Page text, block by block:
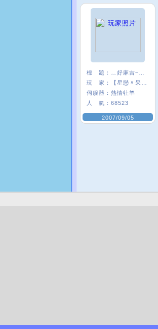
標 題：
玩 家：
伺服器： 熱情牡羊
人 氣： 68523
2007/09/05